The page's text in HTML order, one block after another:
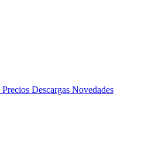
Precios Descargas Novedades